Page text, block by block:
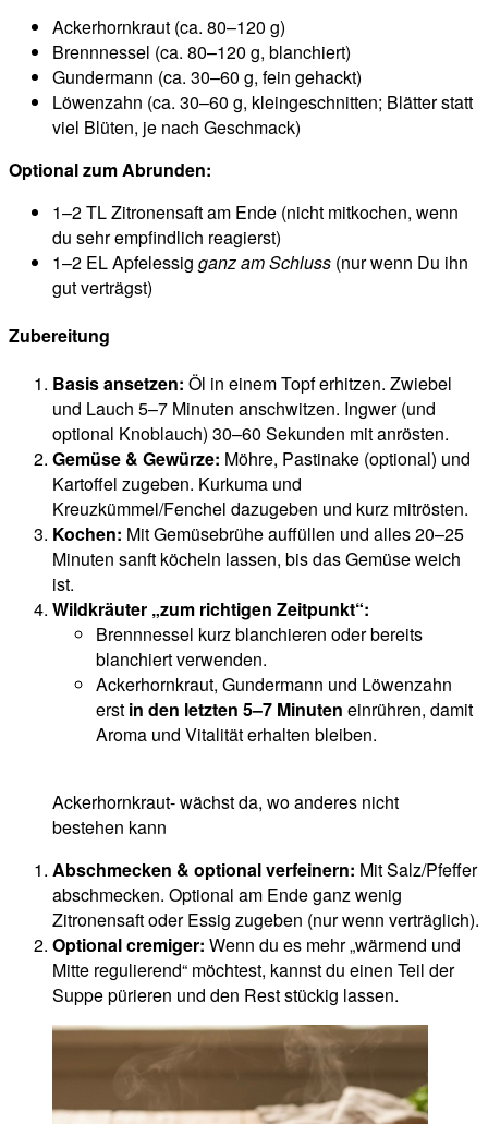
Ackerhornkraut (ca. 80–120 g)
Brennnessel (ca. 80–120 g, blanchiert)
Gundermann (ca. 30–60 g, fein gehackt)
Löwenzahn (ca. 30–60 g, kleingeschnitten; Blätter statt
viel Blüten, je nach Geschmack)
Optional zum Abrunden:
1–2 TL Zitronensaft am Ende (nicht mitkochen, wenn
du sehr empfindlich reagierst)
1–2 EL Apfelessig ganz am Schluss (nur wenn Du ihn
gut verträgst)
Zubereitung
Basis ansetzen: Öl in einem Topf erhitzen. Zwiebel
und Lauch 5–7 Minuten anschwitzen. Ingwer (und
optional Knoblauch) 30–60 Sekunden mit anrösten.
Gemüse & Gewürze: Möhre, Pastinake (optional) und
Kartoffel zugeben. Kurkuma und
Kreuzkümmel/Fenchel dazugeben und kurz mitrösten.
Kochen: Mit Gemüsebrühe auffüllen und alles 20–25
Minuten sanft köcheln lassen, bis das Gemüse weich
ist.
Wildkräuter „zum richtigen Zeitpunkt“:
Brennnessel kurz blanchieren oder bereits
blanchiert verwenden.
Ackerhornkraut, Gundermann und Löwenzahn
erst in den letzten 5–7 Minuten einrühren, damit
Aroma und Vitalität erhalten bleiben.
Ackerhornkraut- wächst da, wo anderes nicht
bestehen kann
Abschmecken & optional verfeinern: Mit Salz/Pfeffer
abschmecken. Optional am Ende ganz wenig
Zitronensaft oder Essig zugeben (nur wenn verträglich).
Optional cremiger: Wenn du es mehr „wärmend und
Mitte regulierend“ möchtest, kannst du einen Teil der
Suppe pürieren und den Rest stückig lassen.